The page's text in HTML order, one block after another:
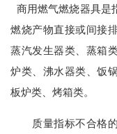
商用燃气燃烧器具是
燃烧产物直接或间接
蒸汽发生器类、蒸箱
炉类、沸水器类、饭
板炉类、烤箱类。
质量指标不合格的